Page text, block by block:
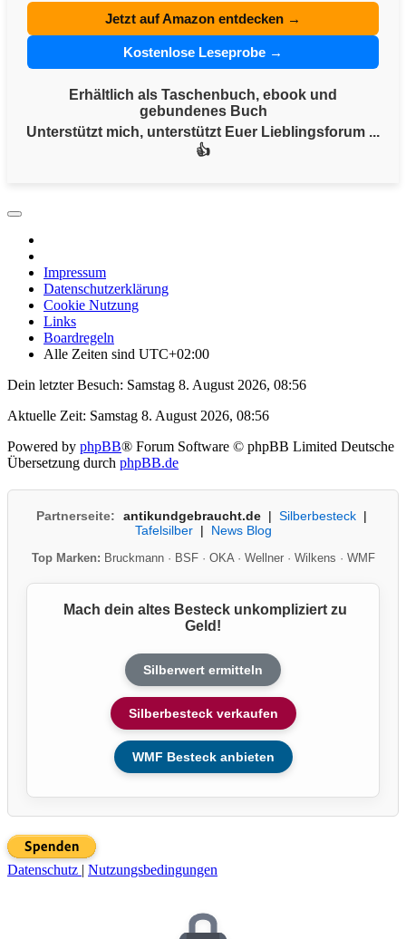
Jetzt auf Amazon entdecken →
Kostenlose Leseprobe →
Erhältlich als Taschenbuch, ebook und
gebundenes Buch
Unterstützt mich, unterstützt Euer Lieblingsforum ...
👍
Impressum
Datenschutzerklärung
Cookie Nutzung
Links
Boardregeln
Alle Zeiten sind UTC+02:00
Dein letzter Besuch: Samstag 8. August 2026, 08:56
Aktuelle Zeit: Samstag 8. August 2026, 08:56
Powered by phpBB® Forum Software © phpBB Limited Deutsche
Übersetzung durch phpBB.de
Partnerseite: antikundgebraucht.de| Silberbesteck|
Tafelsilber| News Blog
Top Marken: Bruckmann· BSF· OKA· Wellner· Wilkens · WMF
Mach dein altes Besteck unkompliziert zu
Geld!
Silberwert ermitteln
Silberbesteck verkaufen
WMF Besteck anbieten
Datenschutz | Nutzungsbedingungen